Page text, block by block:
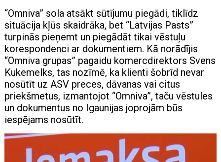
“Omniva” sola atsākt sūtījumu piegādi, tiklīdz
situācija kļūs skaidrāka, bet “Latvijas Pasts”
turpinās pieņemt un piegādāt tikai vēstuļu
korespondenci ar dokumentiem. Kā norādījis
“Omniva grupas” pagaidu komercdirektors Svens
Kukemelks, tas nozīmē, ka klienti šobrīd nevar
nosūtīt uz ASV preces, dāvanas vai citus
priekšmetus, izmantojot “Omniva”, taču vēstules
un dokumentus no Igaunijas joprojām būs
iespējams nosūtīt.